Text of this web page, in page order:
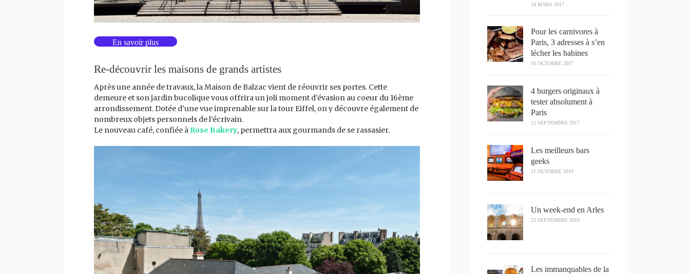
En savoir plus
Re-découvrir les maisons de grands artistes
Après une année de travaux, la Maison de Balzac vient de réouvrir ses portes. Cette
demeure et son jardin bucolique vous offrira un joli moment d’évasion au coeur du 16ème
arrondissement. Dotée d’une vue imprenable sur la tour Eiffel, on y découvre également de
nombreux objets personnels de l’écrivain.
Le nouveau café, confiée à Rose Bakery, permettra aux gourmands de se rassasier.
14 MARS 2017
Pour les carnivores à
Paris, 3 adresses à s’en
lécher les babines
10 OCTOBRE 2017
4 burgers originaux à
tester absolument à
Paris
12 SEPTEMBRE 2017
Les meilleurs bars
geeks
21 OCTOBRE 2019
Un week-end en Arles
23 SEPTEMBRE 2019
Les immanquables de la